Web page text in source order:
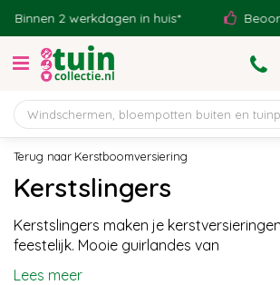
Kerstboomversiering
2 werkdagen in huis* Beoordeeld
Kerstslingers
Kerstslingers maken je
feestelijk. Mooie guirlandes van
Lees meer